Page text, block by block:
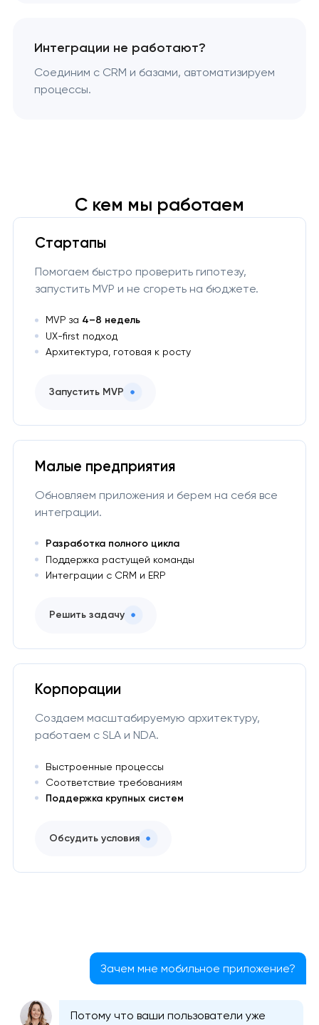
Интеграции не работают?
Соединим с CRM и базами, автоматизируем
процессы.
С кем мы работаем
Стартапы
Помогаем быстро проверить гипотезу,
запустить MVP и не сгореть на бюджете.
МVP за 4–8 недель
UX-first подход
Архитектура, готовая к росту
Запустить MVP
Малые предприятия
Обновляем приложения и берем на себя все
интеграции.
Разработка полного цикла
Поддержка растущей команды
Интеграции с CRM и ERP
Решить задачу
Корпорации
Создаем масштабируемую архитектуру,
работаем с SLA и NDA.
Выстроенные процессы
Соответствие требованиям
Поддержка крупных систем
Обсудить условия
Зачем мне мобильное приложение?
Потому что ваши пользователи уже